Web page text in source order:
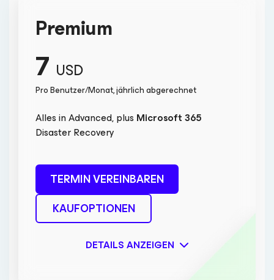
Premium
7 USD
Pro Benutzer/Monat, jährlich abgerechnet
Alles in Advanced, plus Microsoft 365
Disaster Recovery
TERMIN VEREINBAREN
KAUFOPTIONEN
DETAILS ANZEIGEN